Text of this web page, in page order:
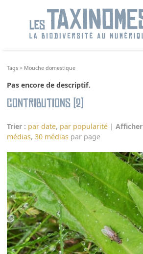
Tags > Mouche domestique
Pas encore de descriptif.
Contributions (2)
Trier : par date, par popularité |Afficher
médias,30 médias par page